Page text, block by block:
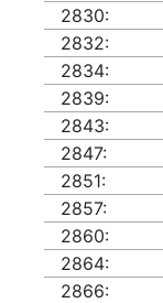
2830:
2832:
2834:
2839:
2843:
2847:
2851:
2857:
2860:
2864:
2866: